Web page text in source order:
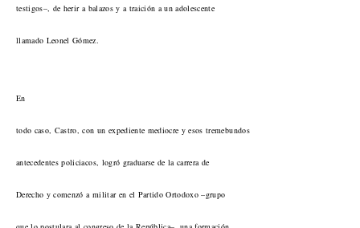
testigos–, de herir a balazos y a traición a un adolescente
llamado Leonel Gómez.
En
todo caso, Castro, con un expediente mediocre y esos tremebundos
antecedentes policiacos, logró graduarse de la carrera de
Derecho y comenzó a militar en el Partido Ortodoxo –grupo